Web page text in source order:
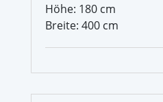
Höhe: 180 cm
Breite: 400 cm